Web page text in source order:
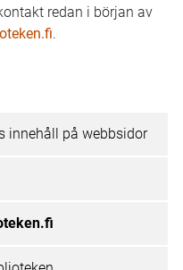
redan i början av
.
innehåll på webbsidor